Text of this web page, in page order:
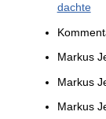
dachte
Markus
Markus
Markus